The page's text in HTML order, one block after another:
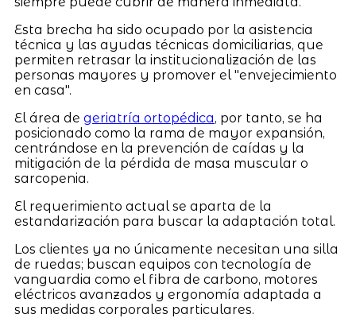
Esta brecha ha sido ocupado por la asistencia
técnica y las ayudas técnicas domiciliarias, que
permiten retrasar la institucionalización de las
personas mayores y promover el "envejecimiento
en casa".
El área de geriatría ortopédica, por tanto, se ha
posicionado como la rama de mayor expansión,
centrándose en la prevención de caídas y la
mitigación de la pérdida de masa muscular o
sarcopenia.
El requerimiento actual se aparta de la
estandarización para buscar la adaptación total.
Los clientes ya no únicamente necesitan una silla
de ruedas; buscan equipos con tecnología de
vanguardia como el fibra de carbono, motores
eléctricos avanzados y ergonomía adaptada a
sus medidas corporales particulares.